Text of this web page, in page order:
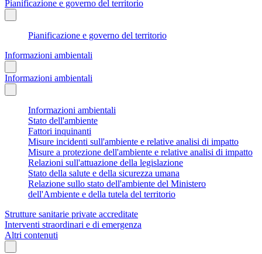
Pianificazione e governo del territorio
Pianificazione e governo del territorio
Informazioni ambientali
Informazioni ambientali
Informazioni ambientali
Stato dell'ambiente
Fattori inquinanti
Misure incidenti sull'ambiente e relative analisi di impatto
Misure a protezione dell'ambiente e relative analisi di impatto
Relazioni sull'attuazione della legislazione
Stato della salute e della sicurezza umana
Relazione sullo stato dell'ambiente del Ministero
dell'Ambiente e della tutela del territorio
Strutture sanitarie private accreditate
Interventi straordinari e di emergenza
Altri contenuti